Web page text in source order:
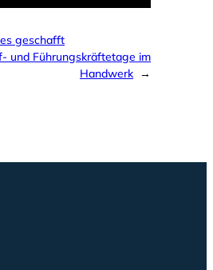
Settings
PIP
Enter
geschafft
und Führungskräftetage im
Handwerk →